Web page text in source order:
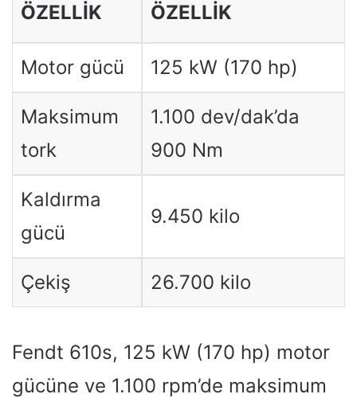
ÖZELLIK ÖZELLIK
Motor gücü 125 kW (170 hp)
Maksimum
tork
1.100 dev/dak’da
900 Nm
Kaldırma
gücü
9.450 kilo
Çekiş 26.700 kilo
Fendt 610s, 125 kW (170 hp) motor
gücüne ve 1.100 rpm’de maksimum